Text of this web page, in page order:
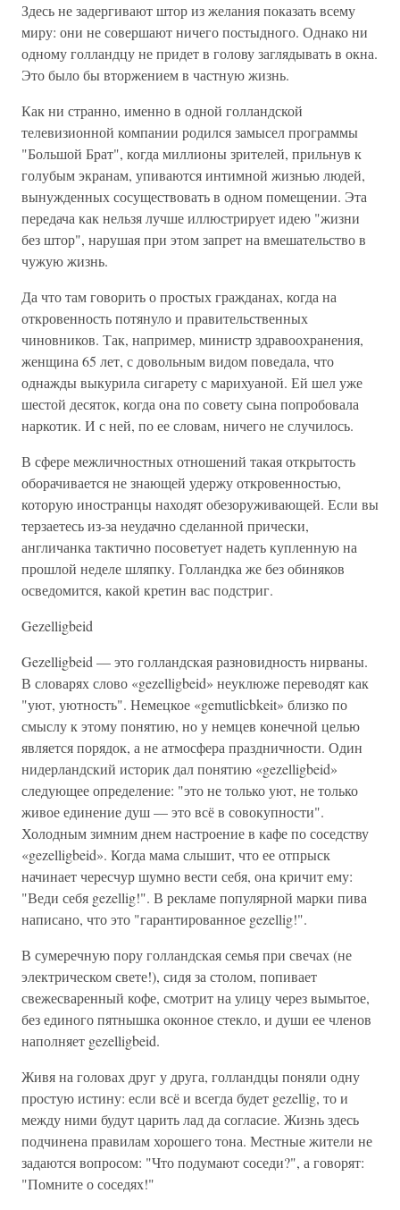
Здесь не задергивают штор из желания показать всему
миру: они не совершают ничего постыдного. Однако ни
одному голландцу не придет в голову заглядывать в окна.
Это было бы вторжением в частную жизнь.
Как ни странно, именно в одной голландской
телевизионной компании родился замысел программы
"Большой Брат", когда миллионы зрителей, прильнув к
голубым экранам, упиваются интимной жизнью людей,
вынужденных сосуществовать в одном помещении. Эта
передача как нельзя лучше иллюстрирует идею "жизни
без штор", нарушая при этом запрет на вмешательство в
чужую жизнь.
Да что там говорить о простых гражданах, когда на
откровенность потянуло и правительственных
чиновников. Так, например, министр здравоохранения,
женщина 65 лет, с довольным видом поведала, что
однажды выкурила сигарету с марихуаной. Ей шел уже
шестой десяток, когда она по совету сына попробовала
наркотик. И с ней, по ее словам, ничего не случилось.
В сфере межличностных отношений такая открытость
оборачивается не знающей удержу откровенностью,
которую иностранцы находят обезоруживающей. Если вы
терзаетесь из-за неудачно сделанной прически,
англичанка тактично посоветует надеть купленную на
прошлой неделе шляпку. Голландка же без обиняков
осведомится, какой кретин вас подстриг.
Gezelligbeid
Gezelligbeid — это голландская разновидность нирваны.
В словарях слово «gezelligbeid» неуклюже переводят как
"уют, уютность". Немецкое «gemutlicbkeit» близко по
смыслу к этому понятию, но у немцев конечной целью
является порядок, а не атмосфера праздничности. Один
нидерландский историк дал понятию «gezelligbeid»
следующее определение: "это не только уют, не только
живое единение душ — это всё в совокупности".
Холодным зимним днем настроение в кафе по соседству
«gezelligbeid». Когда мама слышит, что ее отпрыск
начинает чересчур шумно вести себя, она кричит ему:
"Веди себя gezellig!". В рекламе популярной марки пива
написано, что это "гарантированное gezellig!".
В сумеречную пору голландская семья при свечах (не
электрическом свете!), сидя за столом, попивает
свежесваренный кофе, смотрит на улицу через вымытое,
без единого пятнышка оконное стекло, и души ее членов
наполняет gezelligbeid.
Живя на головах друг у друга, голландцы поняли одну
простую истину: если всё и всегда будет gezellig, то и
между ними будут царить лад да согласие. Жизнь здесь
подчинена правилам хорошего тона. Местные жители не
задаются вопросом: "Что подумают соседи?", а говорят:
"Помните о соседях!"